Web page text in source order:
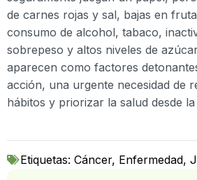
de carnes rojas y sal, bajas en
consumo de alcohol, tabaco,
sobrepeso y altos niveles de
aparecen como factores
acción, una urgente necesidad de
hábitos y priorizar la salud desde
Etiquetas: Cáncer, Enfermedad,